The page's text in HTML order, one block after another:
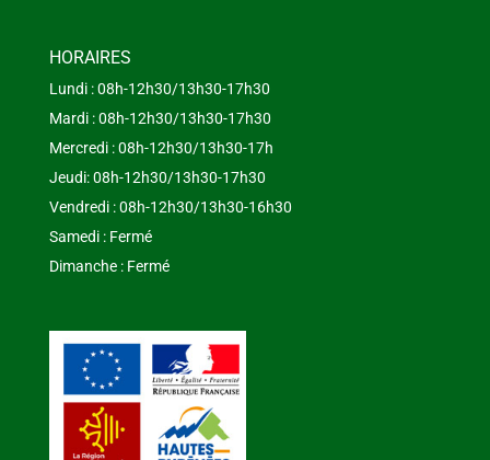
HORAIRES
Lundi : 08h-12h30/13h30-17h30
Mardi : 08h-12h30/13h30-17h30
Mercredi : 08h-12h30/13h30-17h
Jeudi: 08h-12h30/13h30-17h30
Vendredi : 08h-12h30/13h30-16h30
Samedi : Fermé
Dimanche : Fermé